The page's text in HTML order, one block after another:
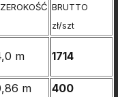
BRUTTO
zł/szt
m 1714
m 400